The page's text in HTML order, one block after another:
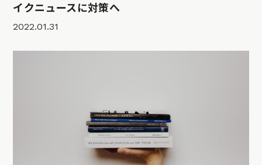
イクニュースに対策へ
2022.01.31